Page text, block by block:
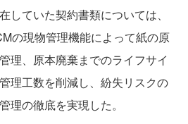
していた契約書類については、
の現物管理機能によって紙の原
理、原本廃棄までのライフサイ
理工数を削減し、紛失リスクの
理の徹底を実現した。